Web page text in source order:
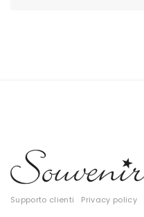
Tute
Tutti
Gift Card
Supporto clienti Privacy policy